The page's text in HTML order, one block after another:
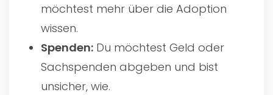
möchtest mehr über die Adoption
wissen.
Spenden: Du möchtest Geld oder
Sachspenden abgeben und bist
unsicher, wie.